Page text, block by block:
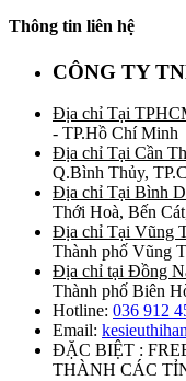
Thông tin liên hệ
CÔNG TY
Địa chỉ Tại
- TP.Hồ Chí Minh
Địa chỉ Tại Cần
Q.Bình Thủy,
Địa chỉ Tại Bình
Thới Hoà, Bến
Địa chỉ Tại Vũng
Thành phố Vũng
Địa chỉ tại Đồng
Thành phố Biên
Hotline: 036 912
Email:
ĐẶC BIỆT :
THÀNH CÁC